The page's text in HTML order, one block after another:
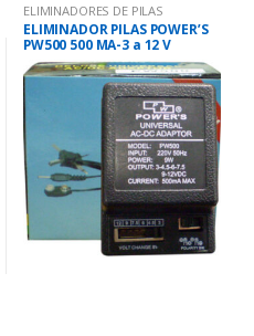
ELIMINADORES DE PILAS
ELIMINADOR PILAS POWER’S
PW500 500 MA-3 a 12 V
FICH.SONY